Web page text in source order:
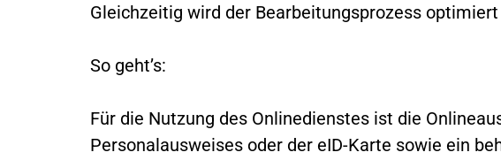
Gleichzeitig wird der Bearbeitungsprozess
So geht’s:
Für die Nutzung des Onlinedienstes ist die
Personalausweises oder der eID-Karte sowie ein